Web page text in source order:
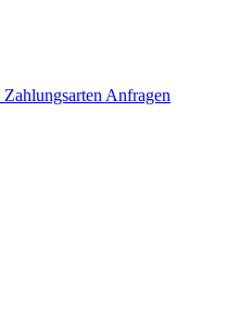
Zahlungsarten Anfragen